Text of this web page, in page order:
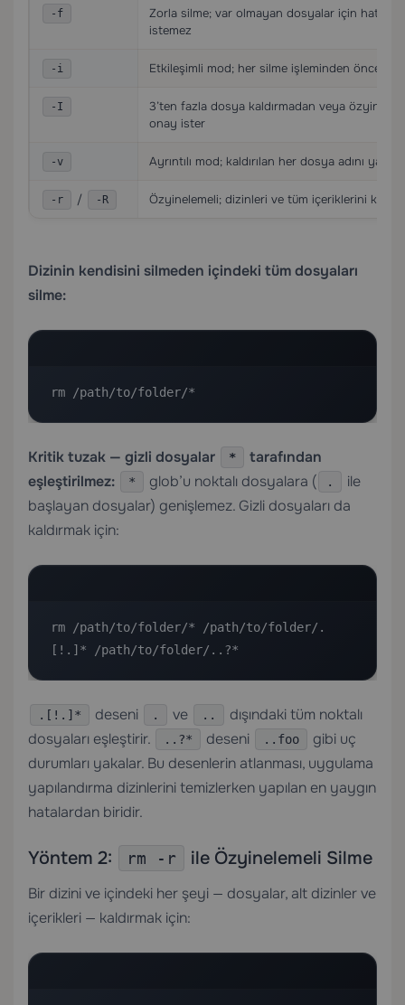
-f
Zorla silme; var olmayan dosyalar için
istemez
-i Etkileşimli mod; her silme işleminden önce
-I
3’ten fazla dosya kaldırmadan veya
onay ister
-v Ayrıntılı mod; kaldırılan her dosya adını
-r / -R Özyinelemeli; dizinleri ve tüm içeriklerini
Dizinin kendisini silmeden içindeki tüm dosyaları
silme:
rm /path/to/folder/*
Kritik tuzak — gizli dosyalar *
tarafından
eşleştirilmez:
* glob’u noktalı dosyalara ( .
ile
başlayan dosyalar) genişlemez. Gizli dosyaları da
kaldırmak için:
rm /path/to/folder/* /path/to/folder/.
[!.]* /path/to/folder/..?*
.[!.]* deseni . ve ..
dışındaki tüm noktalı
dosyaları eşleştirir.
..?* deseni ..foo
gibi uç
durumları yakalar. Bu desenlerin atlanması, uygulama
yapılandırma dizinlerini temizlerken yapılan en yaygın
hatalardan biridir.
Yöntem 2: rm -r ile Özyinelemeli Silme
Bir dizini ve içindeki her şeyi — dosyalar, alt dizinler ve
içerikleri — kaldırmak için: